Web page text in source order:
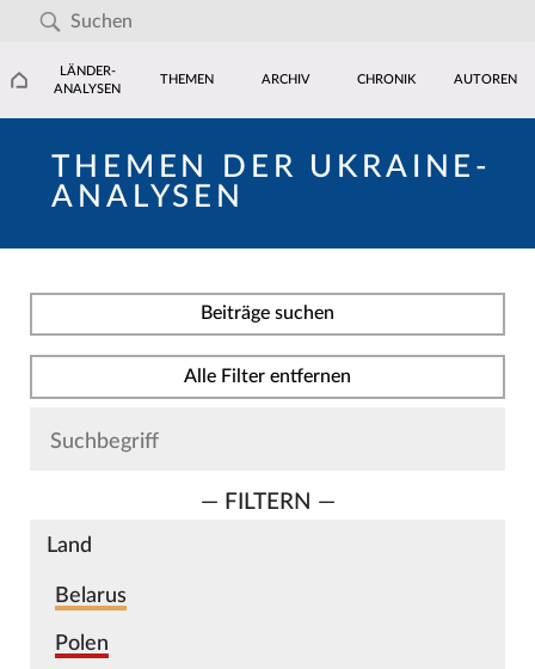
LÄNDER-
ANALYSEN
THEMEN ARCHIV CHRONIK AUTOREN
THEMEN DER UKRAINE-
ANALYSEN
Beiträge suchen
Alle Filter entfernen
— FILTERN —
Land
Belarus
Polen